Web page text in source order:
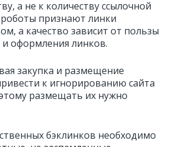
а не к количеству ссылочной
признают линки
а качество зависит от пользы
и оформления линков.
закупка и размещение
к игнорированию сайта
размещать их нужно
бэклинков необходимо